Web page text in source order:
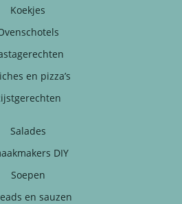
Koekjes
en pizza’s
Salades
DIY
Soepen
en sauzen